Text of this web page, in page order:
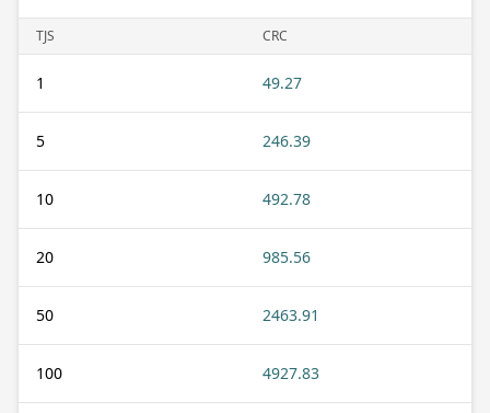
TJS CRC
1 49.27
5 246.39
10 492.78
20 985.56
50 2463.91
100 4927.83